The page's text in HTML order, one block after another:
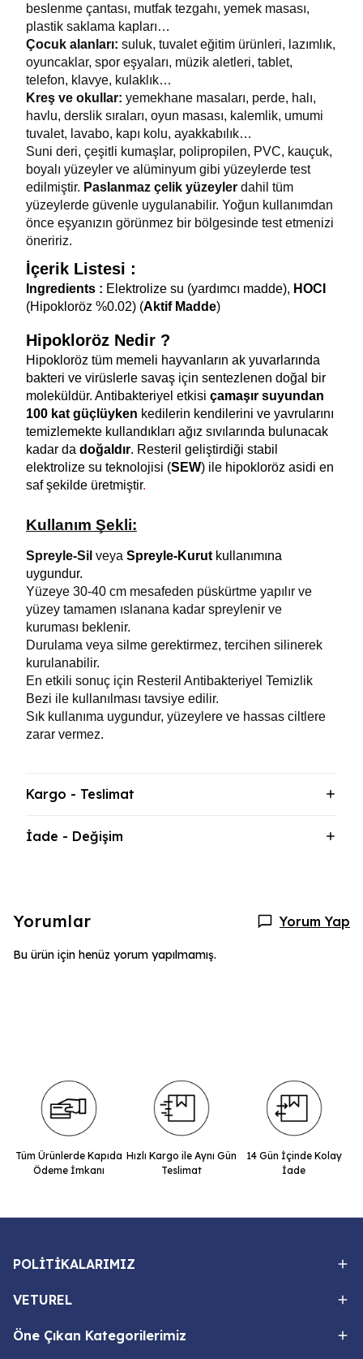
beslenme çantası, mutfak tezgahı, yemek masası,
plastik saklama kapları…
Çocuk alanları: suluk, tuvalet eğitim ürünleri, lazımlık,
oyuncaklar, spor eşyaları, müzik aletleri, tablet,
telefon, klavye, kulaklık…
Kreş ve okullar: yemekhane masaları, perde, halı,
havlu, derslik sıraları, oyun masası, kalemlik, umumi
tuvalet, lavabo, kapı kolu, ayakkabılık…
Suni deri, çeşitli kumaşlar, polipropilen, PVC, kauçuk,
boyalı yüzeyler ve alüminyum gibi yüzeylerde test
edilmiştir. Paslanmaz çelik yüzeyler dahil tüm
yüzeylerde güvenle uygulanabilir. Yoğun kullanımdan
önce eşyanızın görünmez bir bölgesinde test etmenizi
öneririz.
İçerik Listesi :
Ingredients : Elektrolize su (yardımcı madde), HOCI
(Hipokloröz %0.02) (Aktif Madde)
Hipokloröz Nedir ?
Hipokloröz tüm memeli hayvanların ak yuvarlarında
bakteri ve virüslerle savaş için sentezlenen doğal bir
moleküldür. Antibakteriyel etkisi çamaşır suyundan
100 kat güçlüyken kedilerin kendilerini ve yavrularını
temizlemekte kullandıkları ağız sıvılarında bulunacak
kadar da doğaldır. Resteril geliştirdiği stabil
elektrolize su teknolojisi (SEW) ile hipokloröz asidi en
saf şekilde üretmiştir.
Kullanım Şekli:
Spreyle-Sil veya Spreyle-Kurut kullanımına
uygundur.
Yüzeye 30-40 cm mesafeden püskürtme yapılır ve
yüzey tamamen ıslanana kadar spreylenir ve
kuruması beklenir.
Durulama veya silme gerektirmez, tercihen silinerek
kurulanabilir.
En etkili sonuç için Resteril Antibakteriyel Temizlik
Bezi ile kullanılması tavsiye edilir.
Sık kullanıma uygundur, yüzeylere ve hassas ciltlere
zarar vermez.
Kargo - Teslimat
İade - Değişim
Yorumlar Yorum Yap
Bu ürün için henüz yorum yapılmamış.
Tüm Ürünlerde Kapıda
Ödeme İmkanı
Hızlı Kargo ile Aynı Gün
Teslimat
14 Gün İçinde Kolay
İade
POLİTİKALARIMIZ
VETUREL
Öne Çıkan Kategorilerimiz